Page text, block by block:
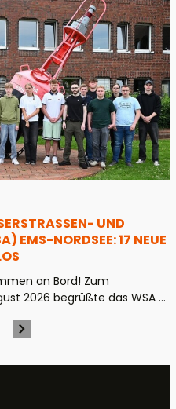
UND S
NORDSEE: 17 NEUE A
an Bord! Zum
2026 begrüßte das WSA ...